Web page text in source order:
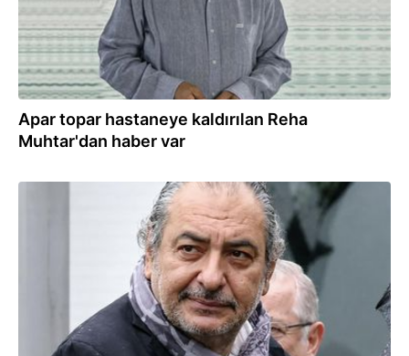
Apar topar hastaneye kaldırılan Reha
Muhtar'dan haber var